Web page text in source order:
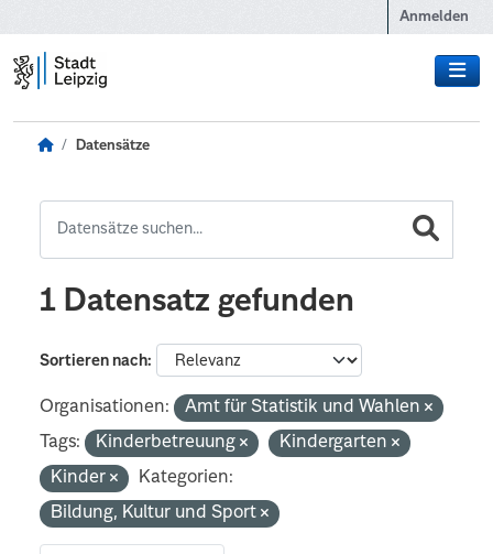
Anmelden
Datensätze
1 Datensatz gefunden
Sortieren nach
Organisationen:
Amt für Statistik und Wahlen
Tags:
Kinderbetreuung
Kindergarten
Kinder
Kategorien:
Bildung, Kultur und Sport